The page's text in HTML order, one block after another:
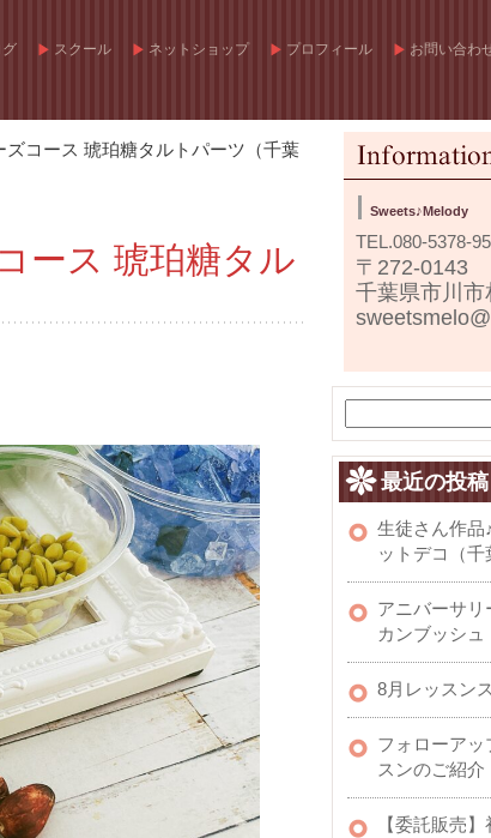
Sweets♪Melody
TEL.080-5378-
〒272-0143
千葉県市川市
グ スクール ネットショップ プロフィール お問い合わ
コース 琥珀糖タルトパーツ（千葉
ース 琥珀糖タル
最近の投稿
生徒さん作品
ットデコ（千
アニバーサリ
カンブッシュ
8月レッスン
フォローアッ
スンのご紹介
【委託販売